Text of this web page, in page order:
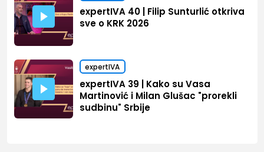
expertIVA 40 | Filip Sunturlić otkriva
sve o KRK 2026
expertIVA
expertIVA 39 | Kako su Vasa
Martinović i Milan Glušac "prorekli
sudbinu" Srbije